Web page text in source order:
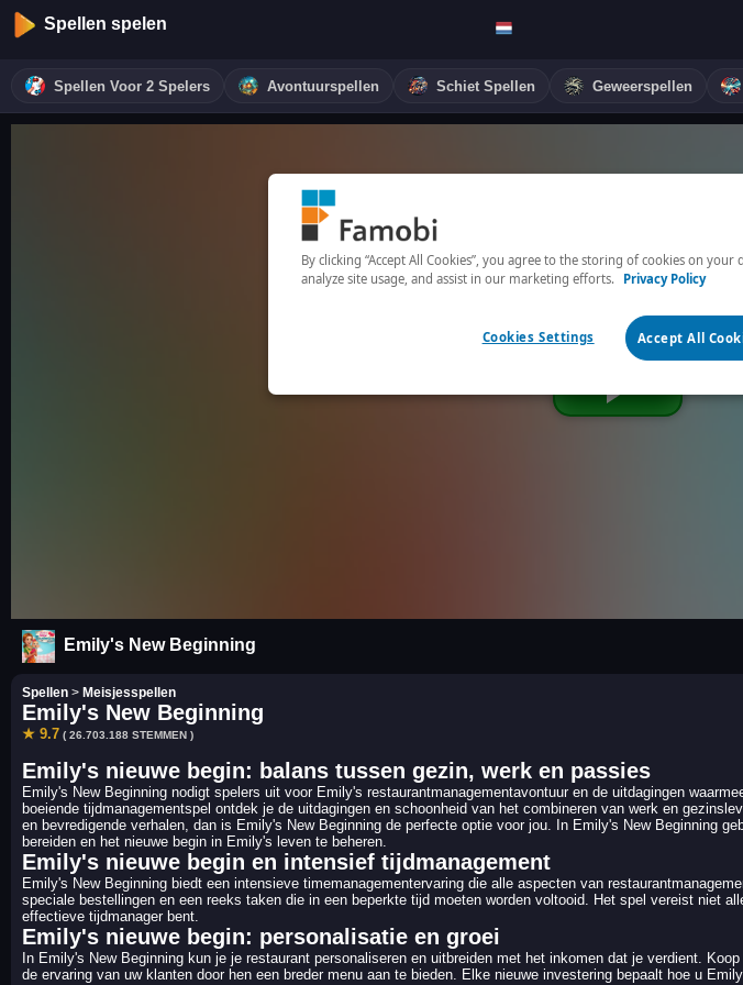
Spellen spelen
Spellen Voor 2 Spelers Avontuurspellen Schiet Spellen Geweerspellen
Emily's New Beginning
Spellen > Meisjesspellen
Emily's New Beginning
★ 9.7 ( 26.703.188 STEMMEN )
Emily's nieuwe begin: balans tussen gezin, werk en passies
Emily's New Beginning nodigt spelers uit voor Emily's restaurantmanagementavontuur en de uitdagingen
boeiende tijdmanagementspel ontdek je de uitdagingen en schoonheid van het combineren van werk en
en bevredigende verhalen, dan is Emily's New Beginning de perfecte optie voor jou. In Emily's New Beginning
bereiden en het nieuwe begin in Emily's leven te beheren.
Emily's nieuwe begin en intensief tijdmanagement
Emily's New Beginning biedt een intensieve timemanagementervaring die alle aspecten van
speciale bestellingen en een reeks taken die in een beperkte tijd moeten worden voltooid. Het spel vereist niet
effectieve tijdmanager bent.
Emily's nieuwe begin: personalisatie en groei
In Emily's New Beginning kun je je restaurant personaliseren en uitbreiden met het inkomen dat je verdient.
de ervaring van uw klanten door hen een breder menu aan te bieden. Elke nieuwe investering bepaalt hoe u